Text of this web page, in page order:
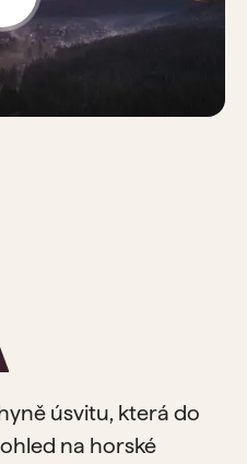
úsvitu, která do
na horské